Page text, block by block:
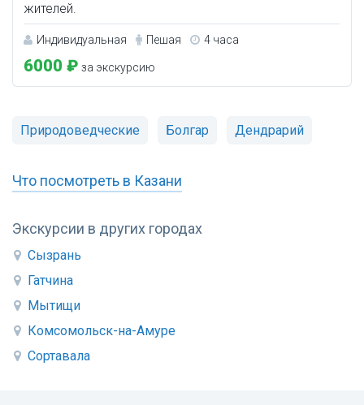
Экскурсии в других городах
Сызрань
Гатчина
Мытищи
Комсомольск-на-Амуре
Сортавала
жителей.
Индивидуальная Пешая 4 часа
6000 ₽ за экскурсию
Природоведческие Болгар Дендрарий
Что посмотреть в Казани